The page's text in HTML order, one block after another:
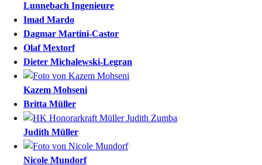
Lunnebach Ingenieure
Imad Mardo
Dagmar Martini-Castor
OlafMextorf
Dieter Michalewski-Legran
Kazem Mohseni
Britta Müller
Judith Müller
Nicole Mundorf